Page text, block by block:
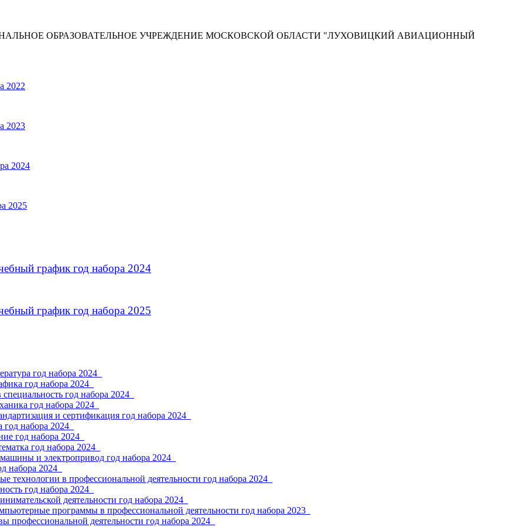
ОБРАЗОВАТЕЛЬНОЕ УЧРЕЖДЕНИЕ МОСКОВСКОЙ ОБЛАСТИ "ЛУХОВИЦКИЙ АВИАЦИОННЫЙ
2022
2023
2024
2025
график год набора 2024
график год набора 2025
год набора 2024_
год набора 2024_
год набора 2024_
год набора 2024_
и сертификация год набора 2024_
набора 2024_
год набора 2024_
год набора 2024_
и электропривод год набора 2024_
2024_
в профессиональной деятельности год набора 2024_
год набора 2024_
деятельности год набора 2024_
программы в профессиональной деятельности год набора 2023_
деятельности год набора 2024_